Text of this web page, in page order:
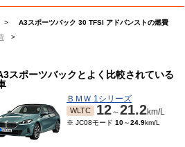
>
A3スポーツバック 30 TFSI アドバンストの燃費
>
スポーツバックとよく比較されている
ＢＭＷ 1シリーズ
WLTC 12～21.2km/L
※ JC08モード 10～24.9km/L